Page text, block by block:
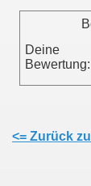
Deine
Bewertung:
<= Zurück